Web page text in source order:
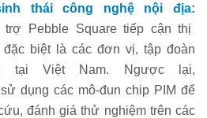
thái công nghệ nội địa:
trợ Pebble Square tiếp cận thị
biệt là các đơn vị, tập đoàn
tại Việt Nam. Ngược lại,
dụng các mô-đun chip PIM để
đánh giá thử nghiệm trên các